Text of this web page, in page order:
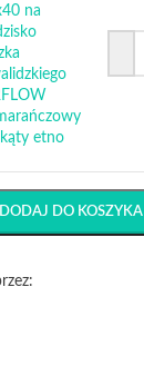
na
etno
DODAJ DO KOSZYKA